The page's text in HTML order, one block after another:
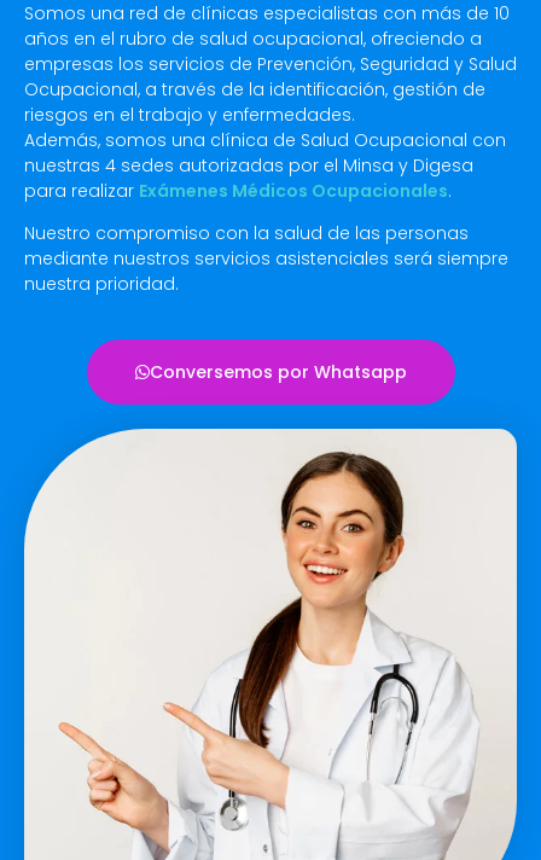
Somos una red de clínicas especialistas con más de 10
años en el rubro de salud ocupacional, ofreciendo a
empresas los servicios de Prevención, Seguridad y Salud
Ocupacional, a través de la identificación, gestión de
riesgos en el trabajo y enfermedades.
Además, somos una clínica de Salud Ocupacional con
nuestras 4 sedes autorizadas por el Minsa y Digesa
para realizar Exámenes Médicos Ocupacionales.
Nuestro compromiso con la salud de las personas
mediante nuestros servicios asistenciales será siempre
nuestra prioridad.
Conversemos por Whatsapp